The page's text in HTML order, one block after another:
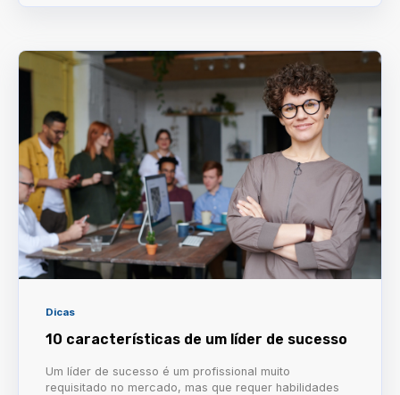
Dicas
10 características de um líder de sucesso
Um líder de sucesso é um profissional muito
requisitado no mercado, mas que requer habilidades